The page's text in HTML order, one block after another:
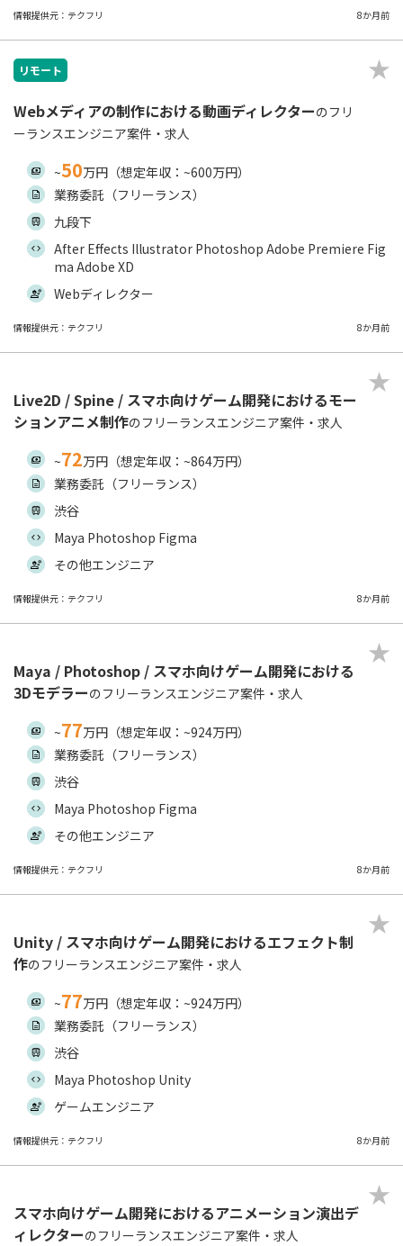
情報提供元：テクフリ 8か月前
リモート
Webメディアの制作における動画ディレクターのフリ
ーランスエンジニア案件・求人
~50万円（想定年収：~600万円）
業務委託（フリーランス）
九段下
After Effects Illustrator Photoshop Adobe Premiere Fig
ma Adobe XD
Webディレクター
情報提供元：テクフリ 8か月前
Live2D / Spine / スマホ向けゲーム開発におけるモー
ションアニメ制作のフリーランスエンジニア案件・求人
~72万円（想定年収：~864万円）
業務委託（フリーランス）
渋谷
Maya Photoshop Figma
その他エンジニア
情報提供元：テクフリ 8か月前
Maya / Photoshop / スマホ向けゲーム開発における
3Dモデラーのフリーランスエンジニア案件・求人
~77万円（想定年収：~924万円）
業務委託（フリーランス）
渋谷
Maya Photoshop Figma
その他エンジニア
情報提供元：テクフリ 8か月前
Unity / スマホ向けゲーム開発におけるエフェクト制
作のフリーランスエンジニア案件・求人
~77万円（想定年収：~924万円）
業務委託（フリーランス）
渋谷
Maya Photoshop Unity
ゲームエンジニア
情報提供元：テクフリ 8か月前
スマホ向けゲーム開発におけるアニメーション演出デ
ィレクターのフリーランスエンジニア案件・求人